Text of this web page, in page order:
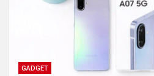
GADGET